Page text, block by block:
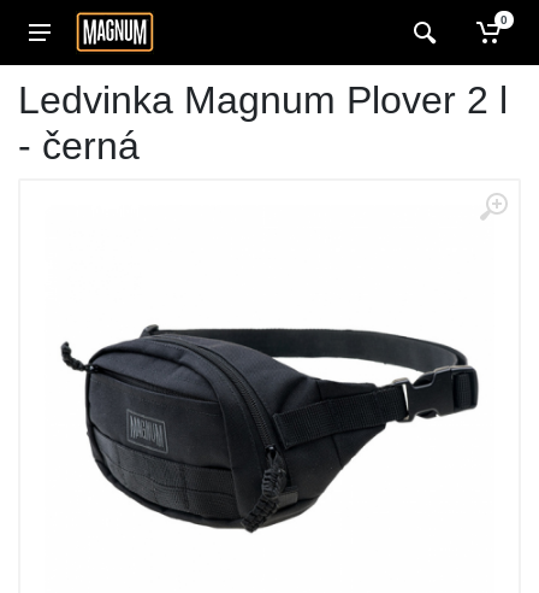
0
Ledvinka Magnum Plover 2 l
- černá